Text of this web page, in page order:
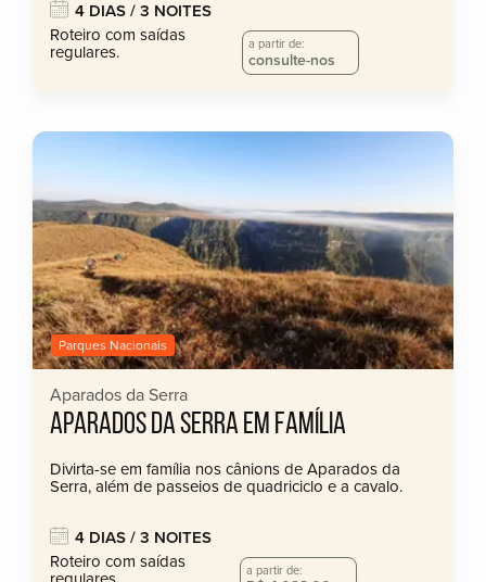
4 DIAS / 3 NOITES
Roteiro com saídas
regulares. a partir de:
consulte-nos
Parques Nacionais
Aparados da Serra
APARADOS DA SERRA EM FAMÍLIA
Divirta-se em família nos cânions de Aparados da
Serra, além de passeios de quadriciclo e a cavalo.
4 DIAS / 3 NOITES
Roteiro com saídas
a partir de: